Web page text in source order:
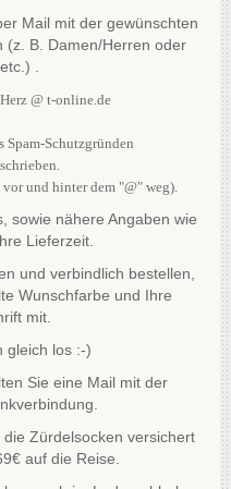
Mail mit der gewünschten
B. Damen/Herren oder
.
@ t-online.de
Spam-Schutzgründen
und hinter dem "@" weg).
sowie nähere Angaben wie
Lieferzeit.
und verbindlich bestellen,
Wunschfarbe und Ihre
mit.
gleich los :-)
Sie eine Mail mit der
Zürdelsocken versichert
auf die Reise.